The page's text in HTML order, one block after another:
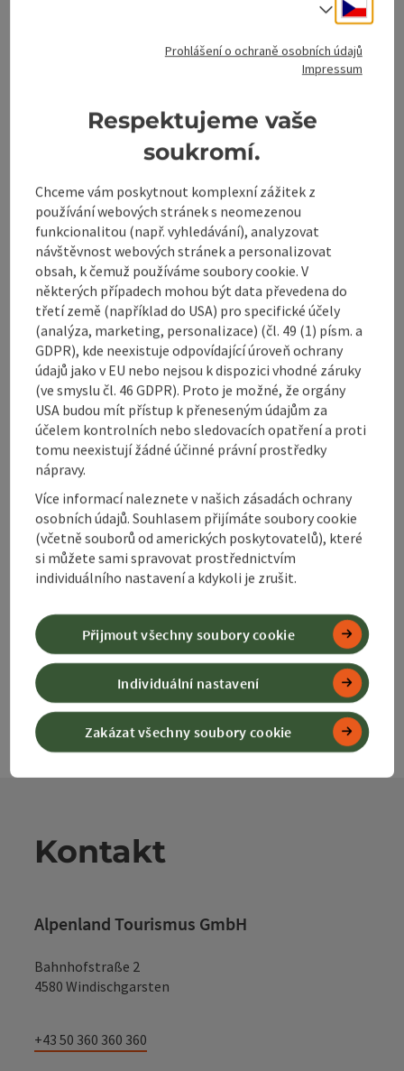
Spital am Pyhrn
Vítejte v útulné horské restauraci přímo u výstupu z
lanovky až do 1400m. autobusové skupiny vítány
telefon
+43 7564 52
Otevírací doba
POOtevřeno v pondělí
ÚTOtevřeno v úterý
STOtevřeno ve středu
ČTOtevřeno ve čtvrtek
PÁOtevřeno v pátek
SOOtevřeno v sobotu
NEOtevřeno v neděli
SVOtevřeno o svátcích
Označit příspěvek: Hot Spot
Hot Spot
Spital am Pyhrn
Horská chata
telefon
+43 699 17106019
Otevírací doba
STOtevřeno ve středu
ČTOtevřeno ve čtvrtek
PÁOtevřeno v pátek
SOOtevřeno v sobotu
NE Otevřeno v neděli
SVOtevřeno o svátcích
na další stranu 1 2 3
Kontakt
Alpenland Tourismus GmbH
Bahnhofstraße 2
4580 Windischgarsten
+43 50 360 360 360
Cesky
Volba
Prohlášení o ochraně osobních údajů
Impressum
Respektujeme vaše
soukromí.
Chceme vám poskytnout komplexní zážitek z
používání webových stránek s neomezenou
funkcionalitou (např. vyhledávání), analyzovat
návštěvnost webových stránek a personalizovat
obsah, k čemuž používáme soubory cookie. V
některých případech mohou být data převedena do
třetí země (například do USA) pro specifické účely
(analýza, marketing, personalizace) (čl. 49 (1) písm. a
GDPR), kde neexistuje odpovídající úroveň ochrany
údajů jako v EU nebo nejsou k dispozici vhodné záruky
(ve smyslu čl. 46 GDPR). Proto je možné, že orgány
USA budou mít přístup k přeneseným údajům za
účelem kontrolních nebo sledovacích opatření a proti
tomu neexistují žádné účinné právní prostředky
nápravy.
Více informací naleznete v našich zásadách ochrany
osobních údajů. Souhlasem přijímáte soubory cookie
(včetně souborů od amerických poskytovatelů), které
si můžete sami spravovat prostřednictvím
individuálního nastavení a kdykoli je zrušit.
Zakázat všechny soubory cookie
Individuální nastavení
Přijmout všechny soubory cookie